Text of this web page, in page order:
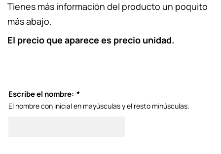
Tienes más información del producto un poquito
más abajo.
El precio que aparece es precio unidad.
Escribe el nombre: *
El nombre con inicial en mayúsculas y el resto minúsculas.